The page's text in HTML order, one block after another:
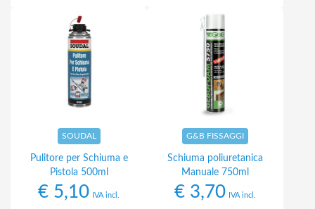
SOUDAL
Pulitore per Schiuma e
Pistola 500ml
€ 5,10 IVA incl.
G&B FISSAGGI
Schiuma poliuretanica
Manuale 750ml
€ 3,70 IVA incl.